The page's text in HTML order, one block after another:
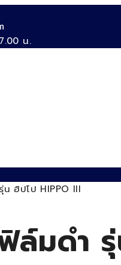
น.
ฮิปโป HIPPO III
ล์มดำ